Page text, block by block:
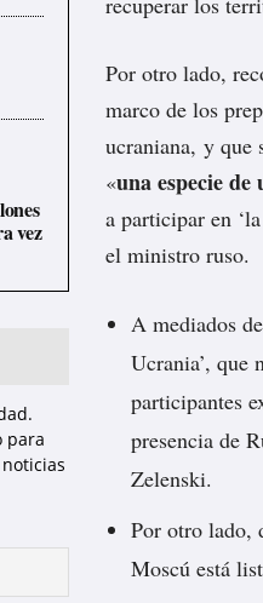
vez
para
Por otro lado,
marco de los
ucraniana, y que
«una especie
a participar en
el ministro ruso.
A mediados
Ucrania’, que
participantes
presencia de
Zelenski.
Por otro lado,
Moscú está